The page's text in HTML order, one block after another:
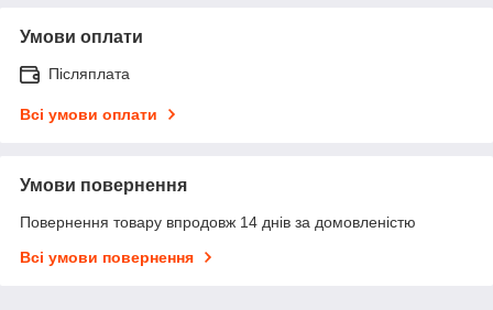
Умови оплати
Післяплата
Всі умови оплати
Умови повернення
Повернення товару впродовж 14 днів за домовленістю
Всі умови повернення